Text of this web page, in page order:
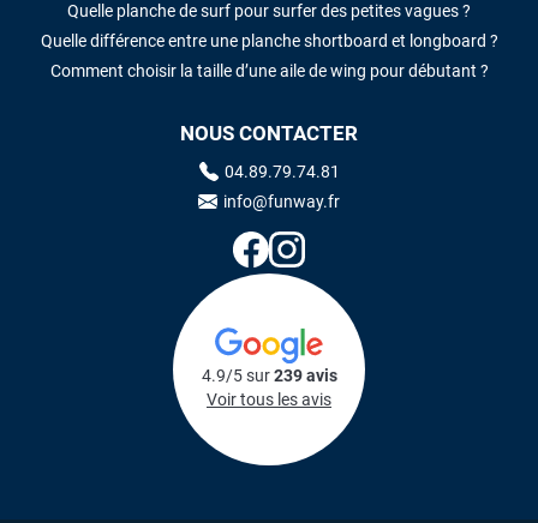
Quelle planche de surf pour surfer des petites vagues ?
Quelle différence entre une planche shortboard et longboard ?
Comment choisir la taille d’une aile de wing pour débutant ?
NOUS CONTACTER
04.89.79.74.81
info@funway.fr
4.9/5 sur239 avis
Voir tous les avis